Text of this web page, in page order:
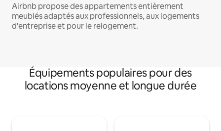
Airbnb propose des appartements entièrement
meublés adaptés aux professionnels, aux logements
d'entreprise et pour le relogement.
Équipements populaires pour des
locations moyenne et longue durée